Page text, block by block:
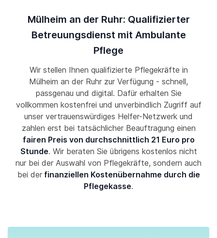
Mülheim an der Ruhr: Qualifizierter
Betreuungsdienst mit Ambulante
Pflege
Wir stellen Ihnen qualifizierte Pflegekräfte in
Mülheim an der Ruhr zur Verfügung - schnell,
passgenau und digital. Dafür erhalten Sie
vollkommen kostenfrei und unverbindlich Zugriff auf
unser vertrauenswürdiges Helfer-Netzwerk und
zahlen erst bei tatsächlicher Beauftragung einen
fairen Preis von durchschnittlich 21 Euro pro
Stunde. Wir beraten Sie übrigens kostenlos nicht
nur bei der Auswahl von Pflegekräfte, sondern auch
bei derfinanziellen Kostenübernahme durch die
Pflegekasse.